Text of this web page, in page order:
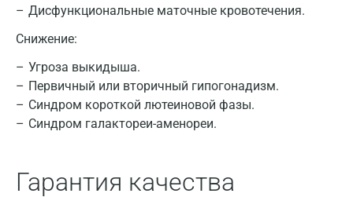
Дисфункциональные маточные кровотечения.
Снижение:
Угроза выкидыша.
Первичный или вторичный гипогонадизм.
Синдром короткой лютеиновой фазы.
Синдром галактореи-аменореи.
Гарантия качества
Великий Новгород
Видное
Владимир
Волгоград
Волжский